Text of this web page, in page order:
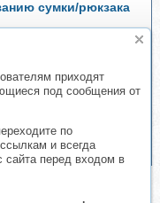
приходят
под сообщения от
по
и всегда
сайта перед входом в
сумки/рюкзака
(Анна Сутурина)
[lavkabulavka]